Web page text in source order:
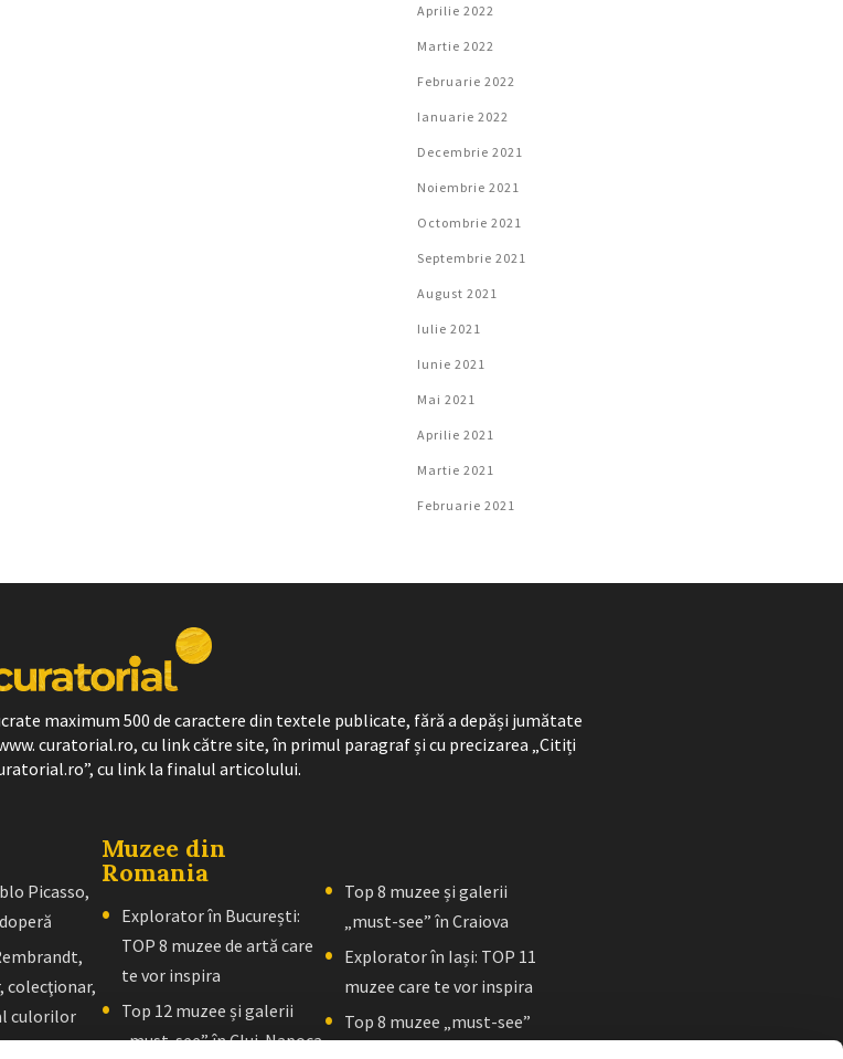
Aprilie 2022
Martie 2022
Februarie 2022
Ianuarie 2022
Decembrie 2021
Noiembrie 2021
Octombrie 2021
Septembrie 2021
August 2021
Iulie 2021
Iunie 2021
Mai 2021
Aprilie 2021
Martie 2021
Februarie 2021
maximum 500 de caractere din textele publicate, fără a depăși jumătate
curatorial.ro, cu link către site, în primul paragraf și cu precizarea „Citiți
cu link la finalul articolului.
Picasso,
colecţionar,
culorilor
Muzee din
Romania
Explorator în București:
TOP 8 muzee de artă care
te vor inspira
Top 12 muzee și galerii
„must-see” în Cluj-Napoca
Top 8 muzee și galerii
„must-see” în Craiova
Explorator în Iași: TOP 11
muzee care te vor inspira
Top 8 muzee „must-see”